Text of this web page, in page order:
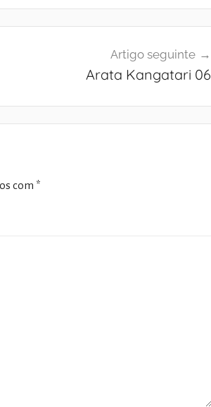
Artigo seguinte
Arata Kangatari 06
com *